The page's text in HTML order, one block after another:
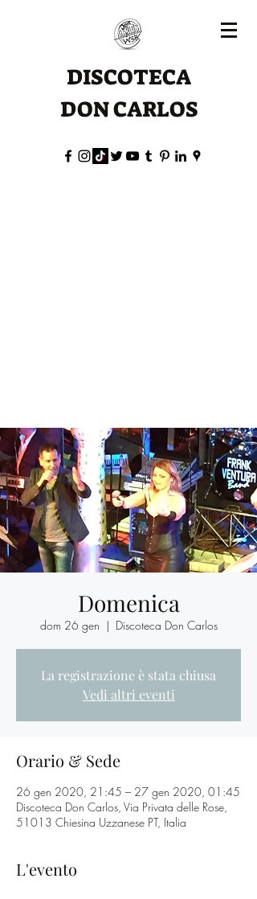
DISCOTECA
DON CARLOS
Domenica
dom 26 gen
  |
Discoteca Don Carlos
La registrazione è stata chiusa
Vedi altri eventi
Orario & Sede
26 gen 2020, 21:45 – 27 gen 2020, 01:45
Discoteca Don Carlos, Via Privata delle Rose,
51013 Chiesina Uzzanese PT, Italia
L'evento